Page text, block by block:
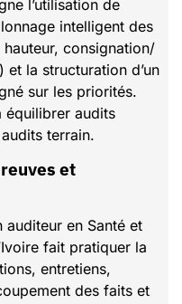
l’utilisation de
intelligent des
consignation/
la structuration d’un
sur les priorités.
équilibrer audits
terrain.
en Santé et
fait pratiquer la
entretiens,
des faits et